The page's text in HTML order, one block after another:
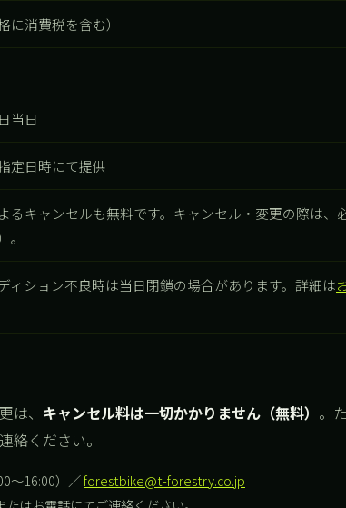
に消費税を含む）
当日
定日時にて提供
るキャンセルも無料です。キャンセル・変更の際は、
ィション不良時は当日閉鎖の場合があります。詳細は
は、 キャンセル料は一切かかりません（無料） 。
絡ください。
〜16:00）／forestbike@t-forestry.co.jp